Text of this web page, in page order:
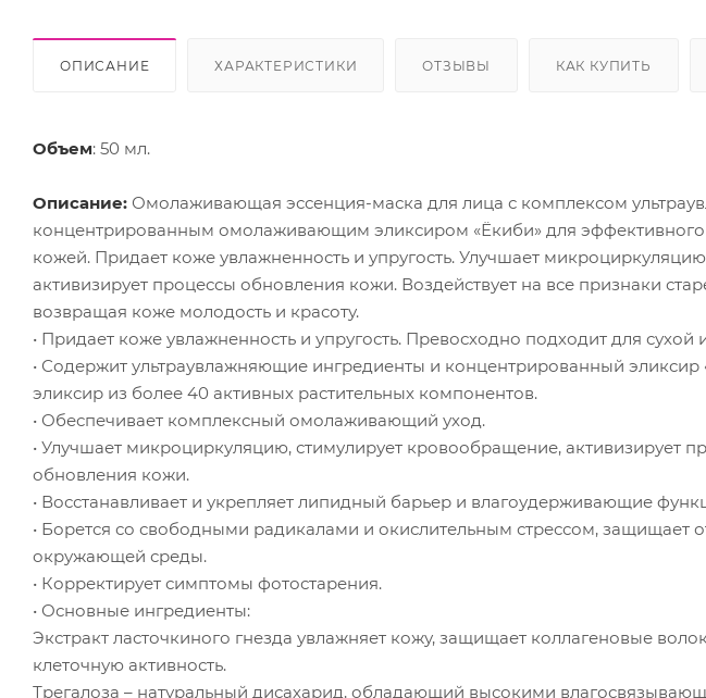
ОПИСАНИЕ ХАРАКТЕРИСТИКИ ОТЗЫВЫ КАК КУПИТЬ
Объем: 50 мл.
Описание: Омолаживающая эссенция-маска для лица с комплексом
концентрированным омолаживающим эликсиром «Ёкиби» для эффективного
кожей. Придает коже увлажненность и упругость. Улучшает
активизирует процессы обновления кожи. Воздействует на все признаки
возвращая коже молодость и красоту.
• Придает коже увлажненность и упругость. Превосходно подходит для
• Содержит ультраувлажняющие ингредиенты и концентрированный
эликсир из более 40 активных растительных компонентов.
• Обеспечивает комплексный омолаживающий уход.
• Улучшает микроциркуляцию, стимулирует кровообращение, активизирует
обновления кожи.
• Восстанавливает и укрепляет липидный барьер и влагоудерживающие
• Борется со свободными радикалами и окислительным стрессом, защищает
окружающей среды.
• Корректирует симптомы фотостарения.
• Основные ингредиенты:
Экстракт ласточкиного гнезда увлажняет кожу, защищает коллагеновые
клеточную активность.
Трегалоза – натуральный дисахарид, обладающий высокими